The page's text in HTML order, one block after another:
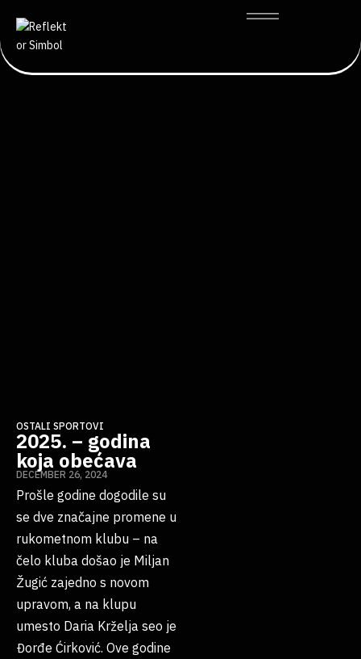
OSTALI SPORTOVI
2025. – godina
koja obećava
DECEMBER 26, 2024
Prošle godine dogodile su
se dve značajne promene u
rukometnom klubu – na
čelo kluba došao je Miljan
Žugić zajedno s novom
upravom, a na klupu
umesto Daria Krželja seo je
Đorđe Ćirković. Ove godine